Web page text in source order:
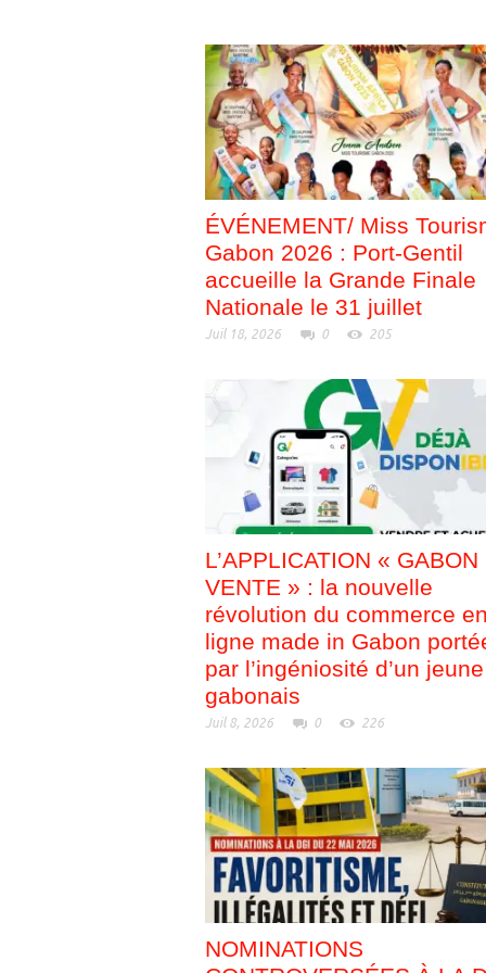
ÉVÉNEMENT/ Miss
Gabon 2026 : Port-Gentil
accueille la Grande Finale
Nationale le 31 juillet
Juil 18, 2026 0 205
L’APPLICATION « GABON
VENTE » : la nouvelle
révolution du commerce en
ligne made in Gabon
par l’ingéniosité d’un jeune
gabonais
Juil 8, 2026 0 226
NOMINATIONS